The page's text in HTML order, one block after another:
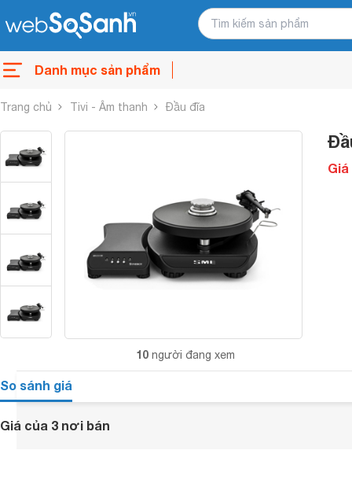
Danh mục sản phẩm
Trang chủ Tivi - Âm thanh Đầu đĩa
10 người đang xem
Giá
So sánh giá
Giá của 3 nơi bán